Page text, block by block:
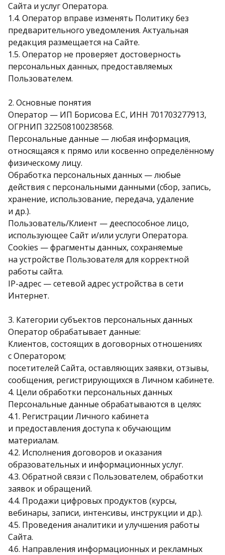
Сайта и услуг Оператора.
1.4. Оператор вправе изменять Политику без
предварительного уведомления. Актуальная
редакция размещается на Сайте.
1.5. Оператор не проверяет достоверность
персональных данных, предоставляемых
Пользователем.
2. Основные понятия
Оператор — ИП Борисова Е.С, ИНН 701703277913,
ОГРНИП 322508100238568.
Персональные данные — любая информация,
относящаяся к прямо или косвенно определённому
физическому лицу.
Обработка персональных данных — любые
действия с персональными данными (сбор, запись,
хранение, использование, передача, удаление
и др.).
Пользователь/Клиент — дееспособное лицо,
использующее Сайт и/или услуги Оператора.
Cookies — фрагменты данных, сохраняемые
на устройстве Пользователя для корректной
работы сайта.
IP-адрес — сетевой адрес устройства в сети
Интернет.
3. Категории субъектов персональных данных
Оператор обрабатывает данные:
Клиентов, состоящих в договорных отношениях
с Оператором;
посетителей Сайта, оставляющих заявки, отзывы,
сообщения, регистрирующихся в Личном кабинете.
4. Цели обработки персональных данных
Персональные данные обрабатываются в целях:
4.1. Регистрации Личного кабинета
и предоставления доступа к обучающим
материалам.
4.2. Исполнения договоров и оказания
образовательных и информационных услуг.
4.3. Обратной связи с Пользователем, обработки
заявок и обращений.
4.4. Продажи цифровых продуктов (курсы,
вебинары, записи, интенсивы, инструкции и др.).
4.5. Проведения аналитики и улучшения работы
Сайта.
4.6. Направления информационных и рекламных